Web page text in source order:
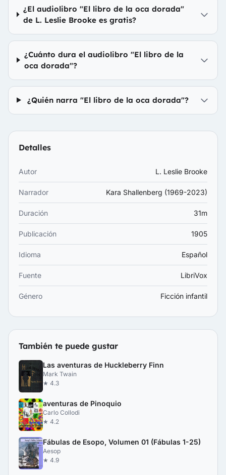
¿El audiolibro "El libro de la oca dorada"
de L. Leslie Brooke es gratis?
¿Cuánto dura el audiolibro "El libro de la
oca dorada"?
¿Quién narra "El libro de la oca dorada"?
Detalles
Autor L. Leslie Brooke
Narrador Kara Shallenberg (1969-2023)
Duración 31m
Publicación 1905
Idioma Español
Fuente LibriVox
Género Ficción infantil
También te puede gustar
Las aventuras de Huckleberry Finn
Mark Twain
★ 4.3
aventuras de Pinoquio
Carlo Collodi
★ 4.2
Fábulas de Esopo, Volumen 01 (Fábulas 1-25)
Aesop
★ 4.9